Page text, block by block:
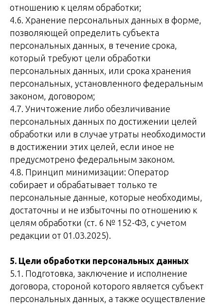
отношению к целям обработки;
4.6. Хранение персональных данных в форме,
позволяющей определить субъекта
персональных данных, в течение срока,
который требуют цели обработки
персональных данных, или срока хранения
персональных, установленного федеральным
законом, договором;
4.7. Уничтожение либо обезличивание
персональных данных по достижении целей
обработки или в случае утраты необходимости
в достижении этих целей, если иное не
предусмотрено федеральным законом.
4.8. Принцип минимизации: Оператор
собирает и обрабатывает только те
персональные данные, которые необходимы,
достаточны и не избыточны по отношению к
целям обработки (ст. 6 № 152-ФЗ, с учетом
редакции от 01.03.2025).
5. Цели обработки персональных данных
5.1. Подготовка, заключение и исполнение
договора, стороной которого является субъект
персональных данных, а также осуществление